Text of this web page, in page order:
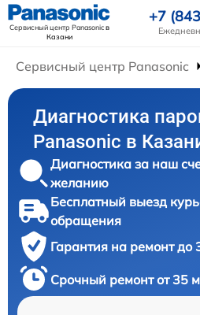
Сервисный центр Panasonicв
Казани
+7
Сервисный центр Panasonic
Диагностика
Panasonic в
Диагностика за наш
желанию
Бесплатный выезд
обращения
Гарантия на ремонт до
Срочный ремонт от 35